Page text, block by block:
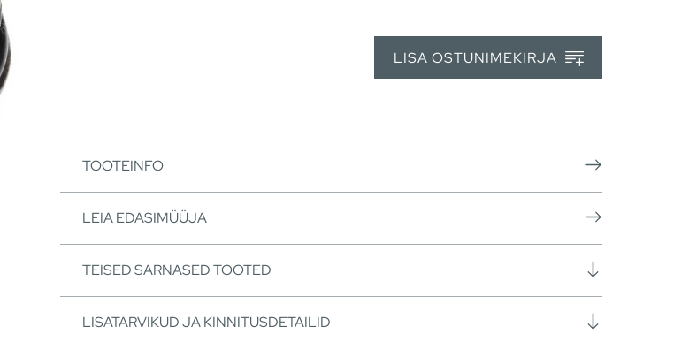
LISA OSTUNIMEKIRJA
TOOTEINFO
LEIA EDASIMÜÜJA
TEISED SARNASED TOOTED
LISATARVIKUD JA KINNITUSDETAILID